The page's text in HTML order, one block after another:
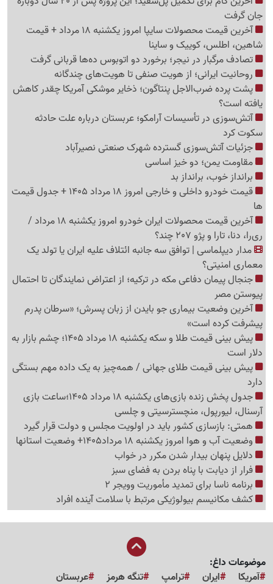
جان گرفت
آخرین قیمت محصولات سایپا امروز یکشنبه 18 مرداد + قیمت
شاهین، اطلس، کوییک و ساینا
تصادف مرگبار در نیجر؛ برخورد دو اتوبوس ده‌ها قربانی گرفت
روحانیت ایرانی؛ از هویت صنفی تا هویت‌های چندگانه
پشت پرده ضرب‌الاجل پنتاگون؛ ذخایر موشکی آمریکا چقدر کاهش
یافته است؟
آتش‌سوزی در تأسیسات آرامکو؛ عربستان درباره علت حادثه
سکوت کرد
جزئیات آتش‌سوزی گسترده شهرک صنعتی نصیرآباد
مقاومت یمن؛ دو خیز اساسی
برانداز خوب، برانداز بد
قیمت خودرو داخلی و خارجی امروز 18 مرداد 1405 + جدول قیمت
ها
آخرین قیمت محصولات ایران خودرو امروز یکشنبه 18 مرداد /
ری‌را، دنا، تارا و پژو 207 چند؟
مدار دیپلماسی | توافق سه جانبه ائتلاف علیه ایران یا تولد یک
معماری امنیتی؟
جنجال پیمان دفاعی مکه در ترکیه؛ از اعتراض نمایندگان تا احتمال
پیوستن مصر
آخرین وضعیت بیماری جو بایدن از زبان پسرش؛ «سرطان پدرم
پیشرفت کرده است»
پیش بینی قیمت طلا و سکه یکشنبه 18 مرداد 1405؛ چشم بازار به
دلار است
پیش بینی قیمت طلای جهانی / همه‌چیز به یک داده مهم بستگی
دارد
جدول پخش زنده بازی‌های یکشنبه 18 مرداد 1405؛ساعت بازی
آرسنال، لیورپول، منچسترسیتی و چلسی
همتی: بازسازی کشور باید در اولویت مجلس و دولت قرار گیرد
وضعیت آب و هوا امروز یکشنبه 18 مرداد1405+ وضعیت استانها
دلایل پنهان بیدار شدن مکرر در خواب
فرار از دیابت با پناه بردن به فضای سبز
برنامه ناسا برای تمدید مأموریت وویجر 2
کشف مکانیسم بیولوژیکی مرتبط با سلامت آینده افراد
موضوعات داغ:
آمریکا
ایران ترامپ تنگه هرمز
عربستان